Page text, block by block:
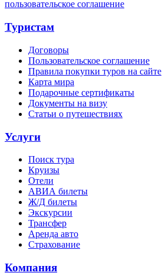
пользовательское соглашение
Туристам
Договоры
Пользовательское соглашение
Правила покупки туров на сайте
Карта мира
Подарочные сертификаты
Документы на визу
Статьи о путешествиях
Услуги
Поиск тура
Круизы
Отели
АВИА билеты
Ж/Д билеты
Экскурсии
Трансфер
Аренда авто
Страхование
Компания